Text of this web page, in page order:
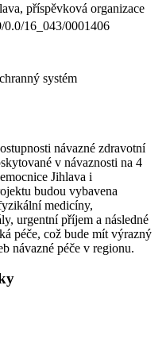
příspěvková organizace
0.0/16_043/0001406
systém
návazné zdravotní
v návaznosti na 4
Jihlava i
budou vybavena
medicíny,
urgentní příjem a následné
péče, což bude mít výrazný
návazné péče v regionu.